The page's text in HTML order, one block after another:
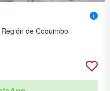
de Coquimbo